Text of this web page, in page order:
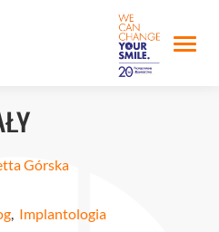
Górska
, Implantologia